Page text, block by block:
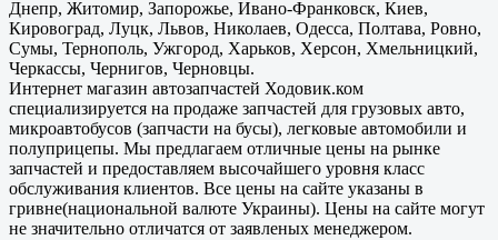
Днепр, Житомир, Запорожье, Ивано-Франковск, Киев,
Кировоград, Луцк, Львов, Николаев, Одесса, Полтава, Ровно,
Сумы, Тернополь, Ужгород, Харьков, Херсон, Хмельницкий,
Черкассы, Чернигов, Черновцы.
Интернет магазин автозапчастей Ходовик.ком
специализируется на продаже запчастей для грузовых авто,
микроавтобусов (запчасти на бусы), легковые автомобили и
полуприцепы. Мы предлагаем отличные цены на рынке
запчастей и предоставляем высочайшего уровня класс
обслуживания клиентов. Все цены на сайте указаны в
гривне(национальной валюте Украины). Цены на сайте могут
не значительно отличатся от заявленых менеджером.